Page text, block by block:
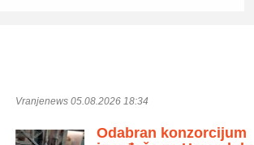
Vranjenews 05.08.2026 18:34
Odabran konzorcijum